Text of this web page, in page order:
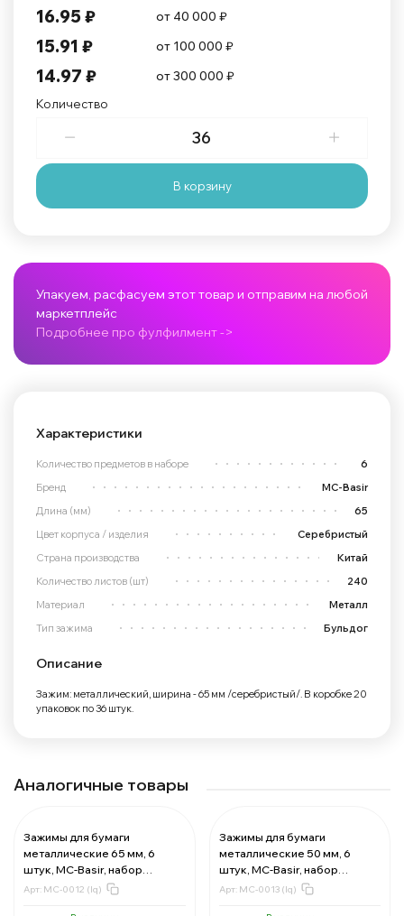
16.95 ₽ от 40 000 ₽
15.91 ₽ от 100 000 ₽
14.97 ₽
от 300 000 ₽
Количество
В корзину
Упакуем, расфасуем этот товар и отправим на любой
маркетплейс
Подробнее про фулфилмент ->
Характеристики
Количество предметов в наборе
6
Бренд
MC-Basir
Длина (мм)
65
Цвет корпуса / изделия
Серебристый
Страна производства
Китай
Количество листов (шт)
240
Материал
Металл
Тип зажима
Бульдог
Описание
Зажим: металлический, ширина - 65 мм /серебристый/. В коробке 20
упаковок по 36 штук.
Аналогичные товары
Зажимы для бумаги
металлические 65 мм, 6
штук, MC-Basir, набор
канцелярских зажимов для
Арт: MC-0012 (lq)
Зажимы для бумаги
металлические 50 мм, 6
штук, MC-Basir, набор
канцелярских зажимов для
Арт: MC-0013 (lq)